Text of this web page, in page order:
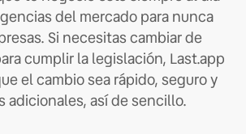
del mercado para nunca
Si necesitas cambiar de
cumplir la legislación, Last.app
el cambio sea rápido, seguro y
adicionales, así de sencillo.